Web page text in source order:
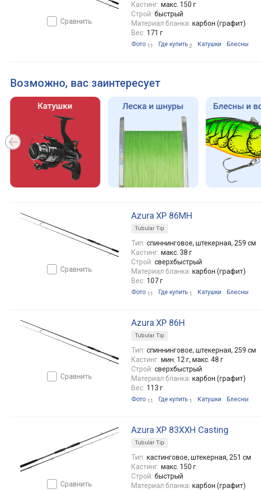
сравнить
Кастинг: макс. 150 г
Строй: быстрый
Материал бланка: карбон (графит)
Вес: 171 г
Фото 11 Где купить 2 Катушки Блесны
Возможно, вас заинтересует
сравнить
Azura XP 86MH
Tubular Tip
Тип: спиннинговое, штекерная, 259 см
Кастинг: макс. 38 г
Строй: сверхбыстрый
Материал бланка: карбон (графит)
Вес: 107 г
Фото 11 Где купить 1 Катушки Блесны
сравнить
Azura XP 86H
Tubular Tip
Тип: спиннинговое, штекерная, 259 см
Кастинг: мин. 12 г, макс. 48 г
Строй: сверхбыстрый
Материал бланка: карбон (графит)
Вес: 113 г
Фото 11 Где купить 1 Катушки Блесны
сравнить
Azura XP 83XXH Casting
Tubular Tip
Тип: кастинговое, штекерная, 251 см
Кастинг: макс. 150 г
Строй: быстрый
Материал бланка: карбон (графит)